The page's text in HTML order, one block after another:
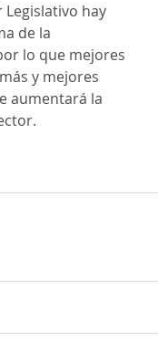
hay
de la
lo que mejores
y mejores
aumentará la